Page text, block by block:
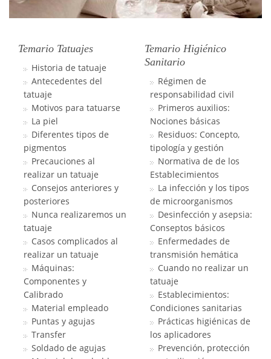
Temario Tatuajes
Historia de tatuaje
Antecedentes del
tatuaje
Motivos para tatuarse
La piel
Diferentes tipos de
pigmentos
Precauciones al
realizar un tatuaje
Consejos anteriores y
posteriores
Nunca realizaremos un
tatuaje
Casos complicados al
realizar un tatuaje
Máquinas:
Componentes y
Calibrado
Material empleado
Puntas y agujas
Transfer
Soldado de agujas
Temario Higiénico
Sanitario
Régimen de
responsabilidad civil
Primeros auxilios:
Nociones básicas
Residuos: Concepto,
tipología y gestión
Normativa de de los
Establecimientos
La infección y los tipos
de microorganismos
Desinfección y asepsia:
Conseptos básicos
Enfermedades de
transmisión hemática
Cuando no realizar un
tatuaje
Establecimientos:
Condiciones sanitarias
Prácticas higiénicas de
los aplicadores
Prevención, protección